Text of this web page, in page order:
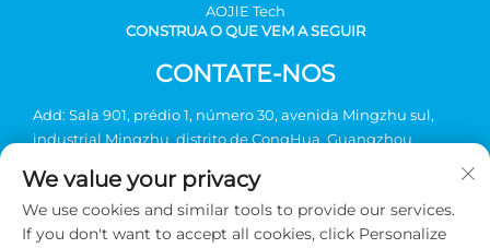
AOJlE Tech
CONSTRUA O QUE VEM A SEGUIR
CONTATE-NOS
Add: Sala 901, prédio 1, número 30, avenida Mingzhu sul,
industrial Mingzhu, distrito de CongHua, Guangzhou,
+86-2036031688 Ramal 8048
E-mail:[email protected]
We value your privacy
We use cookies and similar tools to provide our services.
If you don't want to accept all cookies, click Personalize